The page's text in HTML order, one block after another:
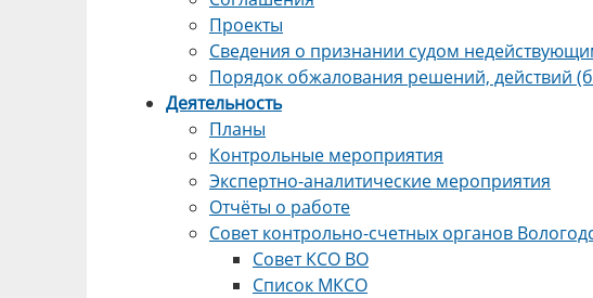
Проекты
Сведения о признании судом
Порядок обжалования решений, действий
Деятельность
Планы
Контрольные мероприятия
Экспертно-аналитические мероприятия
Отчёты о работе
Совет контрольно-счетных органов
Совет КСО ВО
Список МКСО